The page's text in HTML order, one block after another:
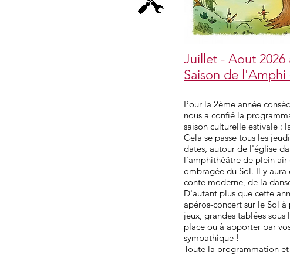
Juillet - Aout 2026
Saison de l'Amphi
Pour la 2ème année
nous a confié la
saison culturelle estivale :
Cela se passe tous les
dates, autour de l'église
l'amphithéâtre de plein
ombragée du Sol. Il y
conte moderne, de la
D'autant plus que cette
apéros-concert sur le Sol
jeux, grandes tablées
place ou à apporter par
sympathique !
Toute la programmation